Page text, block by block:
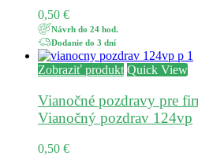
0,50 €
Návrh do 24 hod.
Dodanie do 3 dní
Zobraziť produkt Quick View
Vianočné pozdravy pre
Vianočný pozdrav 124vp
0,50 €